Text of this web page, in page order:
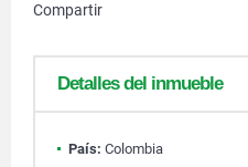
Compartir
Detalles del inmueble
País: Colombia